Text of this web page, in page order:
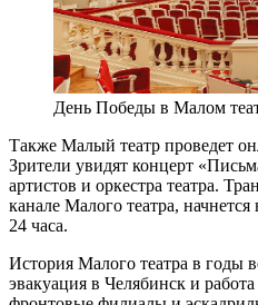
День Победы в Малом
Также Малый театр проведет
Зрители увидят концерт
артистов и оркестра театра.
канале Малого театра,
24 часа.
История Малого театра в годы
эвакуация в Челябинск и